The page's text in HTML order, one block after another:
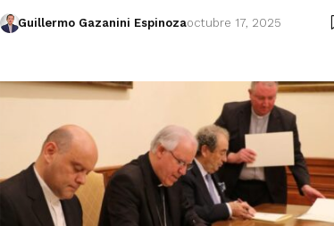
Guillermo Gazanini Espinozaoctubre 17, 2025